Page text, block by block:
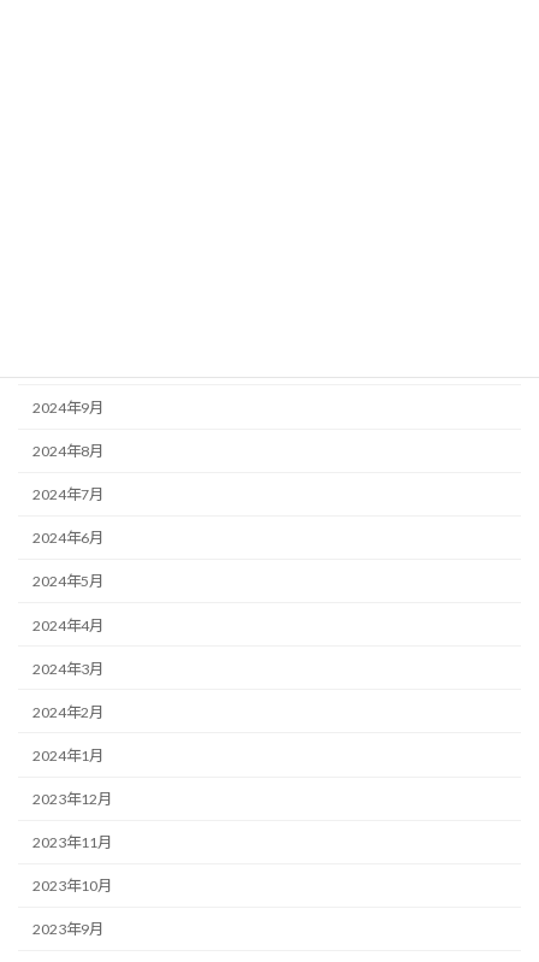
2024年9月
2024年8月
2024年7月
2024年6月
2024年5月
2024年4月
2024年3月
2024年2月
2024年1月
2023年12月
2023年11月
2023年10月
2023年9月